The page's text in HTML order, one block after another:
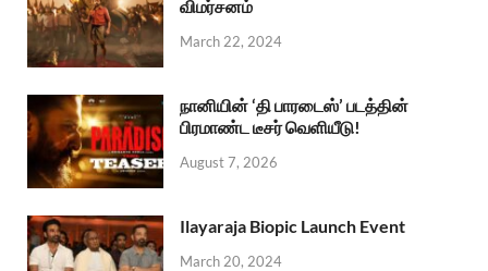
விமர்சனம்
March 22, 2024
நானியின் ‘தி பாரடைஸ்’ படத்தின்
பிரமாண்ட டீசர் வெளியீடு!
August 7, 2026
Ilayaraja Biopic Launch Event
March 20, 2024